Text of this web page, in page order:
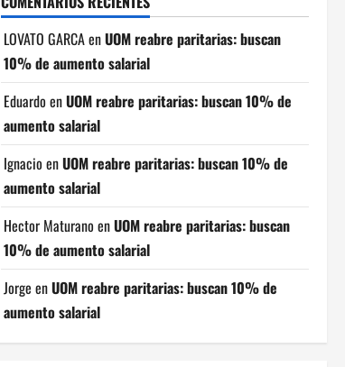
LOVATO GARCAenUOM reabre paritarias: buscan
10% de aumento salarial
Eduardo enUOM reabre paritarias: buscan 10% de
aumento salarial
Ignacio enUOM reabre paritarias: buscan 10% de
aumento salarial
Hector Maturano enUOM reabre paritarias: buscan
10% de aumento salarial
Jorge enUOM reabre paritarias: buscan 10% de
aumento salarial